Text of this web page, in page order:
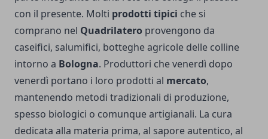
con il presente. Molti prodotti tipici che si
comprano nel Quadrilatero provengono da
caseifici, salumifici, botteghe agricole delle colline
intorno a Bologna. Produttori che venerdì dopo
venerdì portano i loro prodotti al mercato,
mantenendo metodi tradizionali di produzione,
spesso biologici o comunque artigianali. La cura
dedicata alla materia prima, al sapore autentico, al